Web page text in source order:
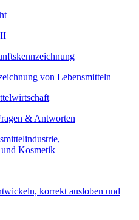
von Lebensmitteln
& Antworten
Kosmetik
korrekt ausloben und